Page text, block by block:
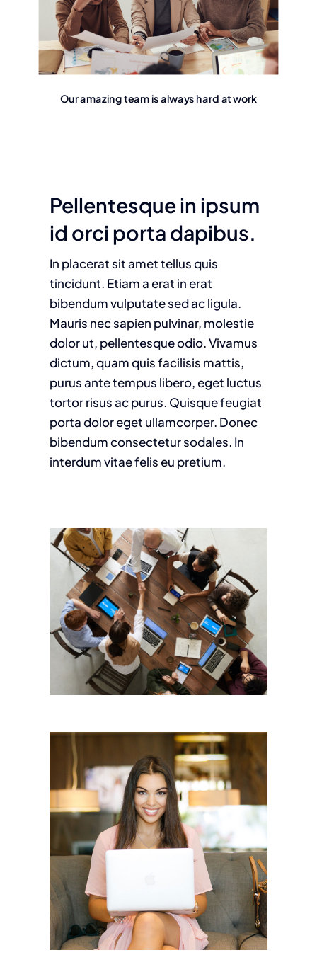
Our amazing team is always hard at work
Pellentesque in ipsum
id orci porta dapibus.
In placerat sit amet tellus quis
tincidunt. Etiam a erat in erat
bibendum vulputate sed ac ligula.
Mauris nec sapien pulvinar, molestie
dolor ut, pellentesque odio. Vivamus
dictum, quam quis facilisis mattis,
purus ante tempus libero, eget luctus
tortor risus ac purus. Quisque feugiat
porta dolor eget ullamcorper. Donec
bibendum consectetur sodales. In
interdum vitae felis eu pretium.